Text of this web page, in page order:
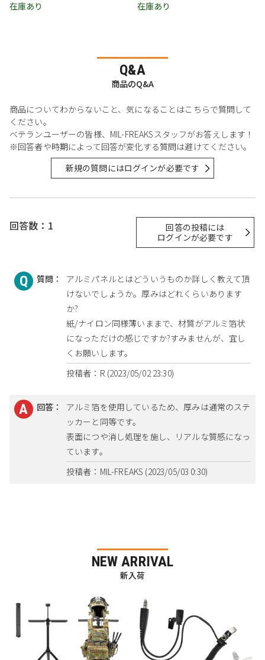
在庫あり 在庫あり
Q&A
商品のQ&A
商品についてわからないこと、気になることはこちらで質問して
ください。
ベテランユーザーの皆様、MIL-FREAKSスタッフがお答えします！
※回答者や時期によって回答が変化する質問は避けてください。
新規の質問にはログインが必要です
回答数：1
回答の投稿には
ログインが必要です
質問：
アルミパネルとはどういうものか詳しく教えて頂
けないでしょうか。厚みはどれくらいあります
か?
紙/ナイロン同様薄いままで、材質がアルミ箔状
になっただけの感じですか?すみませんが、宜し
くお願いします。
投稿者：R (2023/05/02 23:30)
回答：
アルミ箔を使用しているため、厚みは通常のステ
ッカーと同等です。
表面につや消し処理を施し、リアルな質感になっ
ています。
投稿者：MIL-FREAKS (2023/05/03 0:30)
NEW ARRIVAL
新入荷